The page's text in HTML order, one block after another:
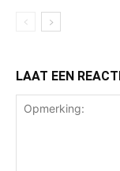
LAAT EEN